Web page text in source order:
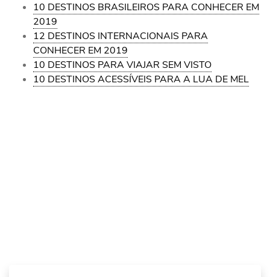
10 DESTINOS BRASILEIROS PARA CONHECER EM
2019
12 DESTINOS INTERNACIONAIS PARA
CONHECER EM 2019
10 DESTINOS PARA VIAJAR SEM VISTO
10 DESTINOS ACESSÍVEIS PARA A LUA DE MEL